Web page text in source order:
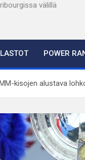
välillä
POWER
kisojen alustava